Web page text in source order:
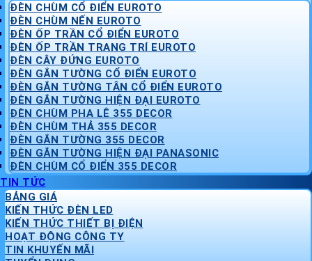
ĐÈN CHÙM CỔ ĐIỂN EUROTO
ĐÈN CHÙM NẾN EUROTO
ĐÈN ỐP TRẦN CỔ ĐIỂN EUROTO
ĐÈN ỐP TRẦN TRANG TRÍ EUROTO
ĐÈN CÂY ĐỨNG EUROTO
ĐÈN GẮN TƯỜNG CỔ ĐIỂN EUROTO
ĐÈN GẮN TƯỜNG TÂN CỔ ĐIỂN EUROTO
ĐÈN GẮN TƯỜNG HIỆN ĐẠI EUROTO
ĐÈN CHÙM PHA LÊ 355 DECOR
ĐÈN CHÙM THẢ 355 DECOR
ĐÈN GẮN TƯỜNG 355 DECOR
ĐÈN GẮN TƯỜNG HIỆN ĐẠI PANASONIC
ĐÈN CHÙM CỔ ĐIỂN 355 DECOR
TIN TỨC
BẢNG GIÁ
KIẾN THỨC ĐÈN LED
KIẾN THỨC THIẾT BỊ ĐIỆN
HOẠT ĐỘNG CÔNG TY
TIN KHUYẾN MÃI